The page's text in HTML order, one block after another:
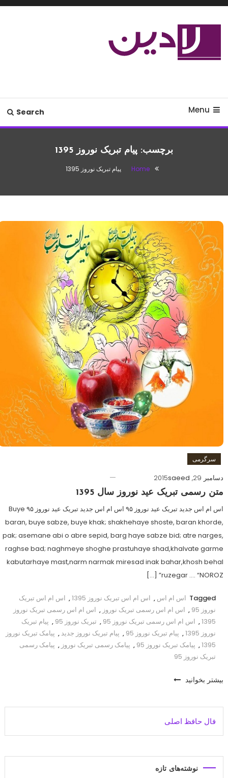
Skip
Menu
Search
برچسب:پیام تبریک نوروز 1395
Home پیام تبریک نوروز 1395
سرگرمی
دسامبر 29, 2015
saeed
متن رسمی تبریک عید نوروز سال 1395
اس ام اس جدید تبریک عید نوروز ۹۵ اس ام اس جدید تبریک عید نوروز ۹۵ Buye
baran, buye sabze, buye khak; shakhehaye shoste, baran khorde,
pak; asemane abi o abre sepid, barg haye sabze bid; atre narges,
raghse bad; naghmeye shoghe prastuhaye shad,khalvate garme
kabutarhaye mast,narm narmak miresad inak bahar,khosh behal
ruzegar …. “NOROZ” […]
Tagged اس ام اس , اس ام اس تبریک نوروز 1395 , اس ام اس تبریک
نوروز 95
, اس ام اس رسمی تبریک نوروز , اس ام اس رسمی تبریک نوروز
1395
, اس ام اس رسمی تبریک نوروز 95 , تبریک نوروز 95 , پیام تبریک
نوروز 1395
, پیام تبریک نوروز 95 , پیام تبریک نوروز جدید , پیامک تبریک نوروز
1395
, پیامک تبریک نوروز 95 , پیامک رسمی تبریک نوروز , پیامک رسمی
تبریک نوروز 95
بیشتر بخوانید
فال حافظ اصلی
نوشته‌های تازه